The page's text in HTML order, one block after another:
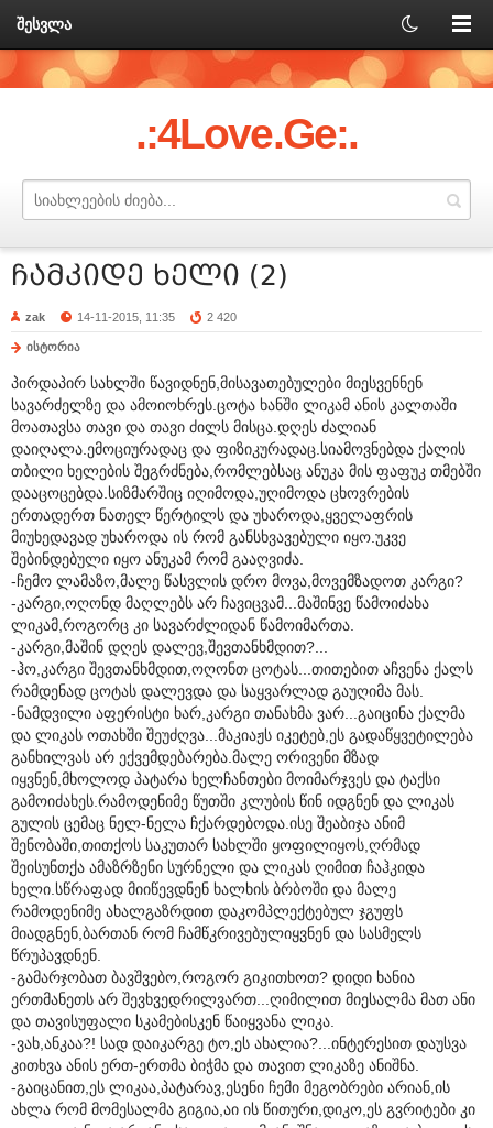
შესვლა
.:4Love.Ge:.
ჩამკიდე ხელი (2)
zak 14-11-2015, 11:35 2 420
ისტორია
პირდაპირ სახლში წავიდნენ,მისავათებულები მიესვენნენ
სავარძელზე და ამოიოხრეს.ცოტა ხანში ლიკამ ანის კალთაში
მოათავსა თავი და თავი ძილს მისცა.დღეს ძალიან
დაიღალა.ემოციურადაც და ფიზიკურადაც.სიამოვნებდა ქალის
თბილი ხელების შეგრძნება,რომლებსაც ანუკა მის ფაფუკ თმებში
დააცოცებდა.სიზმარშიც იღიმოდა,უღიმოდა ცხოვრების
ერთადერთ ნათელ წერტილს და უხაროდა,ყველაფრის
მიუხედავად უხაროდა ის რომ განსხვავებული იყო.უკვე
შებინდებული იყო ანუკამ რომ გააღვიძა.
-ჩემო ლამაზო,მალე წასვლის დრო მოვა,მოვემზადოთ კარგი?
-კარგი,ოღონდ მაღლებს არ ჩავიცვამ...მაშინვე წამოიძახა
ლიკამ,როგორც კი სავარძლიდან წამოიმართა.
-კარგი,მაშინ დღეს დალევ,შევთანხმდით?...
-ჰო,კარგი შევთანხმდით,ოღონთ ცოტას...თითებით აჩვენა ქალს
რამდენად ცოტას დალევდა და საყვარლად გაუღიმა მას.
-ნამდვილი აფერისტი ხარ,კარგი თანახმა ვარ...გაიცინა ქალმა
და ლიკას ოთახში შეუძღვა...მაკიაჟს იკეტებ,ეს გადაწყვეტილება
განხილვას არ ექვემდებარება.მალე ორივენი მზად
იყვნენ,მხოლოდ პატარა ხელჩანთები მოიმარჯვეს და ტაქსი
გამოიძახეს.რამოდენიმე წუთში კლუბის წინ იდგნენ და ლიკას
გულის ცემაც ნელ-ნელა ჩქარდებოდა.ისე შეაბიჯა ანიმ
შენობაში,თითქოს საკუთარ სახლში ყოფილიყოს,ღრმად
შეისუნთქა ამაზრზენი სურნელი და ლიკას ღიმით ჩაჰკიდა
ხელი.სწრაფად მიიწევდნენ ხალხის ბრბოში და მალე
რამოდენიმე ახალგაზრდით დაკომპლექტებულ ჯგუფს
მიადგნენ,ბართან რომ ჩამწკრივებულიყვნენ და სასმელს
წრუპავდნენ.
-გამარჯობათ ბავშვებო,როგორ გიკითხოთ? დიდი ხანია
ერთმანეთს არ შევხვედრილვართ...ღიმილით მიესალმა მათ ანი
და თავისუფალი სკამებისკენ წაიყვანა ლიკა.
-ვახ,ანკაა?! სად დაიკარგე ტო,ეს ახალია?...ინტერესით დაუსვა
კითხვა ანის ერთ-ერთმა ბიჭმა და თავით ლიკაზე ანიშნა.
-გაიცანით,ეს ლიკაა,პატარავ,ესენი ჩემი მეგობრები არიან,ის
ახლა რომ მომესალმა გიგია,აი ის წითური,დიკო,ეს გვრიტები კი